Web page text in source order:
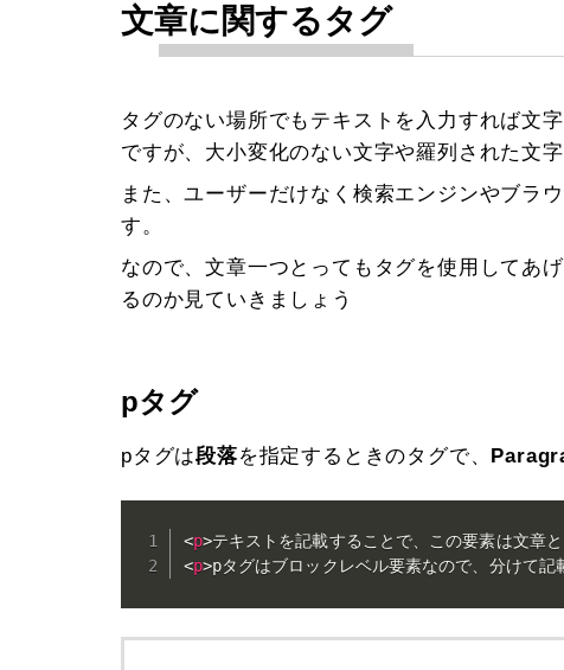
文章に関するタグ
タグのない場所でもテキストを入力すれば文
ですが、大小変化のない文字や羅列された文
また、ユーザーだけなく検索エンジンやブラ
す。
なので、文章一つとってもタグを使用してあ
るのか見ていきましょう
pタグ
pタグは段落を指定するときのタグで、
<p>テキストを記載することで、この要素は文章と
<p>pタグはブロックレベル要素なので、分けて記